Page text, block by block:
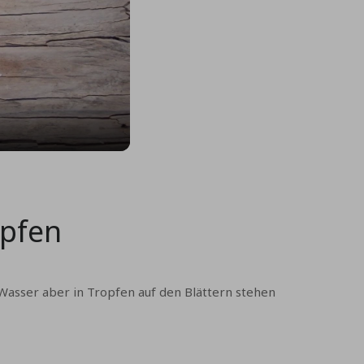
aber in Tropfen auf den Blättern stehen